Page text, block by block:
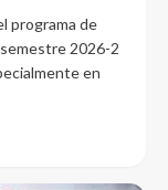
programa de
2026-2
en